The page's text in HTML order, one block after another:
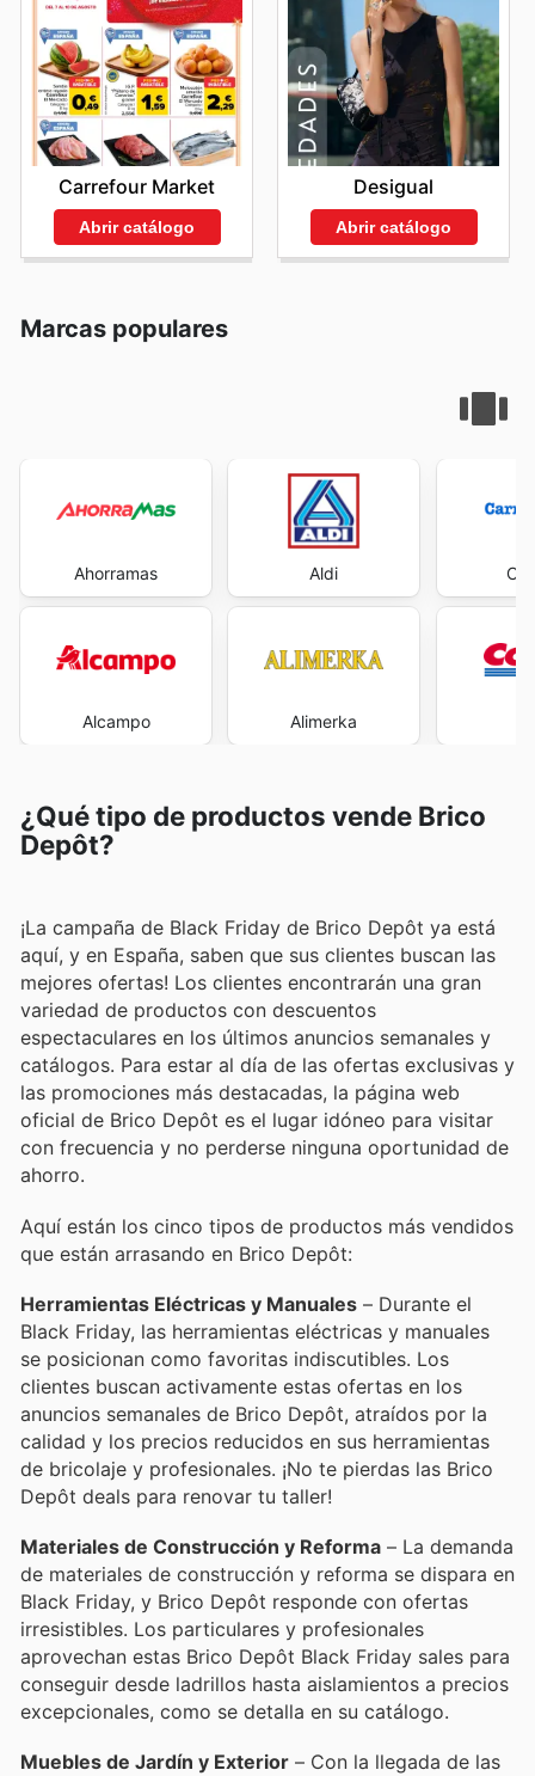
Carrefour Market
Abrir catálogo
Desigual
Abrir catálogo
Marcas populares
Ahorramas
Alcampo
Aldi
Alimerka
¿Qué tipo de productos vende Brico
Depôt?
¡La campaña de Black Friday de Brico Depôt ya está
aquí, y en España, saben que sus clientes buscan las
mejores ofertas! Los clientes encontrarán una gran
variedad de productos con descuentos
espectaculares en los últimos anuncios semanales y
catálogos. Para estar al día de las ofertas exclusivas y
las promociones más destacadas, la página web
oficial de Brico Depôt es el lugar idóneo para visitar
con frecuencia y no perderse ninguna oportunidad de
ahorro.
Aquí están los cinco tipos de productos más vendidos
que están arrasando en Brico Depôt:
Herramientas Eléctricas y Manuales – Durante el
Black Friday, las herramientas eléctricas y manuales
se posicionan como favoritas indiscutibles. Los
clientes buscan activamente estas ofertas en los
anuncios semanales de Brico Depôt, atraídos por la
calidad y los precios reducidos en sus herramientas
de bricolaje y profesionales. ¡No te pierdas las Brico
Depôt deals para renovar tu taller!
Materiales de Construcción y Reforma – La demanda
de materiales de construcción y reforma se dispara en
Black Friday, y Brico Depôt responde con ofertas
irresistibles. Los particulares y profesionales
aprovechan estas Brico Depôt Black Friday sales para
conseguir desde ladrillos hasta aislamientos a precios
excepcionales, como se detalla en su catálogo.
Muebles de Jardín y Exterior – Con la llegada de las